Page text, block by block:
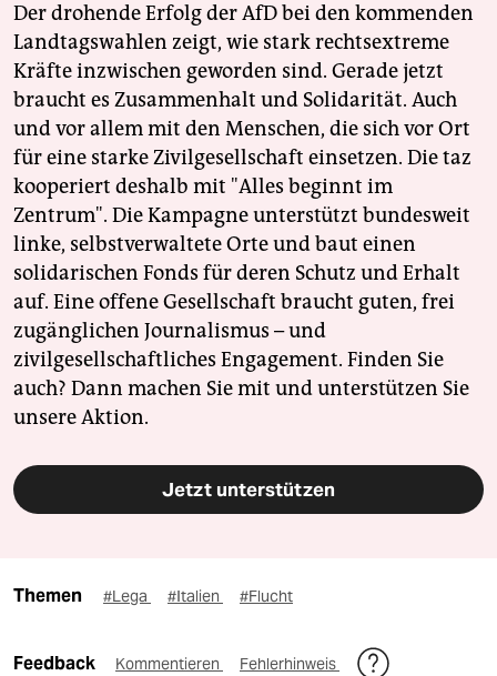
Der drohende Erfolg der AfD bei den kommenden
Landtagswahlen zeigt, wie stark rechtsextreme
Kräfte inzwischen geworden sind. Gerade jetzt
braucht es Zusammenhalt und Solidarität. Auch
und vor allem mit den Menschen, die sich vor Ort
für eine starke Zivilgesellschaft einsetzen. Die taz
kooperiert deshalb mit "Alles beginnt im
Zentrum". Die Kampagne unterstützt bundesweit
linke, selbstverwaltete Orte und baut einen
solidarischen Fonds für deren Schutz und Erhalt
auf. Eine offene Gesellschaft braucht guten, frei
zugänglichen Journalismus – und
zivilgesellschaftliches Engagement. Finden Sie
auch? Dann machen Sie mit und unterstützen Sie
unsere Aktion.
Jetzt unterstützen
Themen #Lega #Italien #Flucht
Feedback Kommentieren Fehlerhinweis